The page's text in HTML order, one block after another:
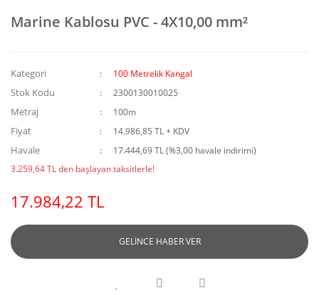
Marine Kablosu PVC - 4X10,00 mm²
Kategori 100 Metrelik Kangal
Stok Kodu 2300130010025
Metraj 100m
Fiyat 14.986,85 TL + KDV
Havale
17.444,69 TL (%3,00 havale indirimi)
3.259,64 TL den başlayan taksitlerle!
17.984,22 TL
GELİNCE HABER VER